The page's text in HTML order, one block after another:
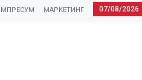
07/08/2026
МАРКЕТИНГ